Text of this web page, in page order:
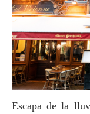
Escapa de la lluvia y el frío dando un paseo por los